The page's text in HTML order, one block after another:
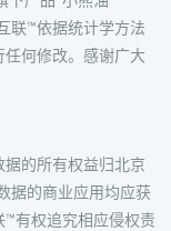
联™依据统计学方法
何修改。感谢广大
的所有权益归北京
据的商业应用均应获
有权追究相应侵权责